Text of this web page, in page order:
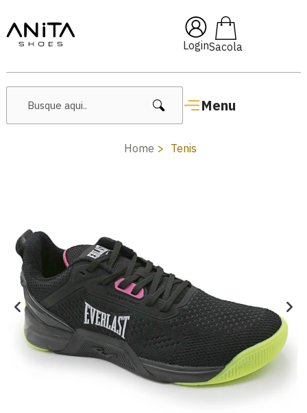
Login
Menu
🔥 Lançamentos Femininos
Home Tenis